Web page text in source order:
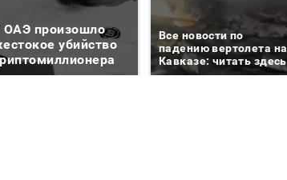
ОАЭ произошло
убийство
Все новости по
падению вертолета на
Кавказе: читать здесь